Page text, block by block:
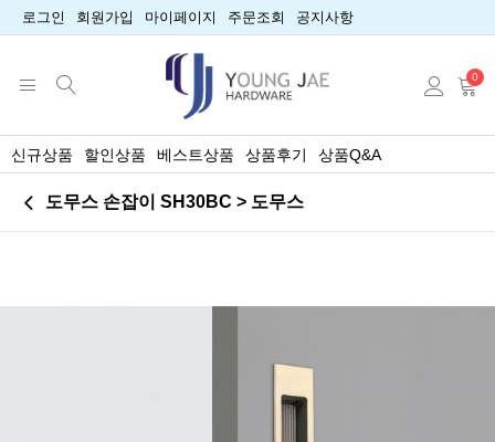
로그인 회원가입 마이페이지 주문조회 공지사항
0
신규상품 할인상품 베스트상품 상품후기 상품Q&A
도무스 손잡이 SH30BC > 도무스